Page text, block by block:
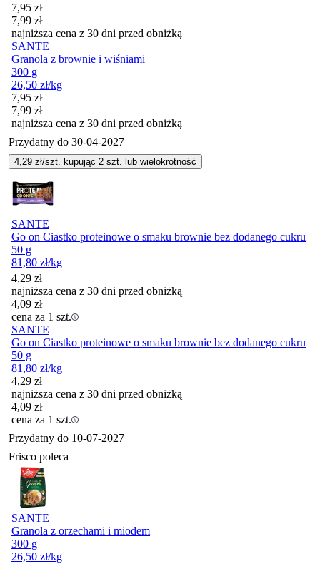
Cena promocyjna
7,95 zł
7,99 zł
najniższa cena z 30 dni przed obniżką
SANTE
Granola z brownie i wiśniami
300 g
26,50 zł/kg
Cena promocyjna
7,95 zł
7,99 zł
najniższa cena z 30 dni przed obniżką
Przydatny do 30-04-2027
4,29 zł/szt. kupując 2 szt. lub wielokrotność
SANTE
Go on Ciastko proteinowe o smaku brownie bez dodanego cukru
50 g
81,80 zł/kg
4,29 zł
najniższa cena z 30 dni przed obniżką
4,09 zł
cena za 1 szt.
SANTE
Go on Ciastko proteinowe o smaku brownie bez dodanego cukru
50 g
81,80 zł/kg
4,29 zł
najniższa cena z 30 dni przed obniżką
4,09 zł
cena za 1 szt.
Przydatny do 10-07-2027
Frisco poleca
SANTE
Granola z orzechami i miodem
300 g
26,50 zł/kg